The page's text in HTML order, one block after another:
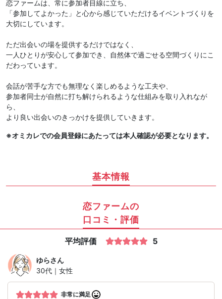
恋ファームは、常に参加者目線に立ち、
「参加してよかった」と心から感じていただけるイベントづくりを
大切にしています。
ただ出会いの場を提供するだけではなく、
一人ひとりが安心して参加でき、自然体で過ごせる空間づくりにこ
だわっています。
会話が苦手な方でも無理なく楽しめるような工夫や、
参加者同士が自然に打ち解けられるような仕組みを取り入れなが
ら、
より良い出会いのきっかけを提供していきます。
※オミカレでの会員登録にあたっては本人確認が必要となります。
基本情報
恋ファームの
口コミ・評価
平均評価 5
ゆらさん
30代｜女性
非常に満足